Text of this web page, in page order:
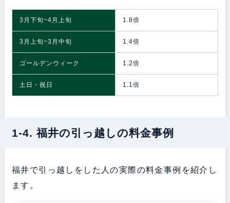
3月下旬~4月上旬 1.8倍
3月上旬~3月中旬 1.4倍
ゴールデンウィーク 1.2倍
土日・祝日 1.1倍
1-4. 福井の引っ越しの料金事例
福井で引っ越しをした人の実際の料金事例を紹介し
ます。